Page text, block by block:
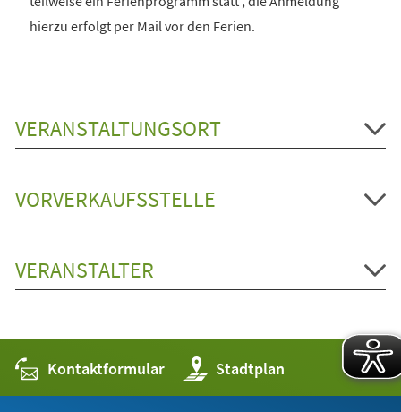
hierzu erfolgt per Mail vor den Ferien.
VERANSTALTUNGSORT
VORVERKAUFSSTELLE
VERANSTALTER
Kontaktformular Stadtplan
(Öffnet
in
einem